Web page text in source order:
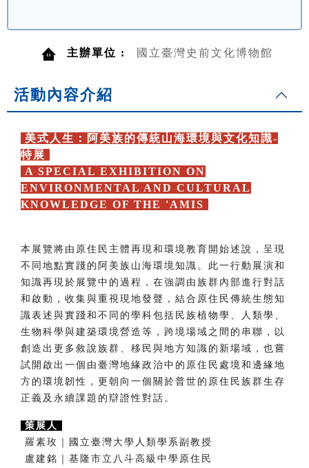
主辦單位 : 國立臺灣史前文化博物館
活動內容介紹
美式人生：阿美族的傳統山海環境與文化知識-
特展
A SPECIAL EXHIBITION ON
ENVIRONMENTAL AND CULTURAL
KNOWLEDGE OF THE 'AMIS
本展覽將由原住民主體再現和環境教育開始述說，呈現
不同地點實踐的阿美族山海環境知識。此一行動展演和
知識再現於展覽中的過程，在強調由族群內部進行對話
和啟動，收集與重視現地發聲，結合原住民傳統生態知
識表述與實踐和不同的學科包括民族植物學、人類學、
生物科學與建築環境營造等，跨境場域之間的串聯，以
創造出更多敘說族群、移民與地方知識的新場域，也嘗
試開啟出一個由臺灣地緣政治中的原住民處境和邊緣地
方的環境韌性，更朝向一個關於普世的原住民族群生存
正義及永續課題的辯證性對話。
策展人
羅素玫｜國立臺灣大學人類學系副教授
盧建銘｜基隆市立八斗高級中學原住民